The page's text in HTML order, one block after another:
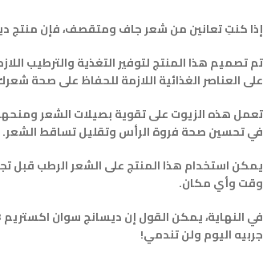
إذا كنتِ تعانين من شعر جاف ومتقصف، فإن منتج ديسانج سوان اكستريم 3 هيولز سيكون
تم تصميم هذا المنتج لتوفير التغذية والترطيب
على العناصر الغذائية اللازمة للحفاظ على صحة
تعمل هذه الزيوت على تقوية بصيلات الشعر
في تحسين صحة فروة الرأس وتقليل تساقط الشعر.
وقت وأي مكان.
جربيه اليوم ولن تندمي!